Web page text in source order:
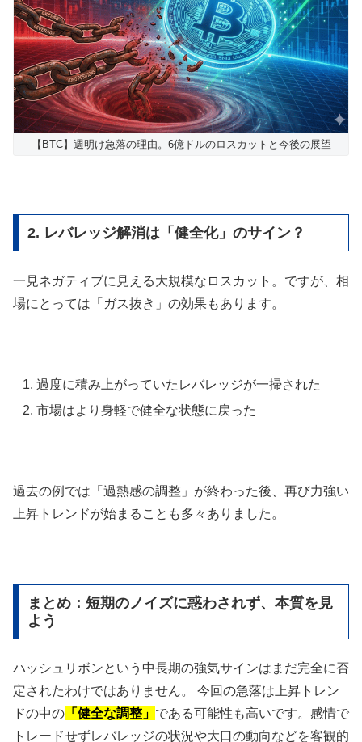
【BTC】週明け急落の理由。6億ドルのロスカットと今後の展望
2. レバレッジ解消は「健全化」のサイン？
一見ネガティブに見える大規模なロスカット。ですが、相
場にとっては「ガス抜き」の効果もあります。
過度に積み上がっていたレバレッジが一掃された
市場はより身軽で健全な状態に戻った
過去の例では「過熱感の調整」が終わった後、再び力強い
上昇トレンドが始まることも多々ありました。
まとめ：短期のノイズに惑わされず、本質を見
よう
ハッシュリボンという中長期の強気サインはまだ完全に否
定されたわけではありません。 今回の急落は上昇トレン
ドの中の 「健全な調整」 である可能性も高いです。感情で
トレードせずレバレッジの状況や大口の動向などを客観的